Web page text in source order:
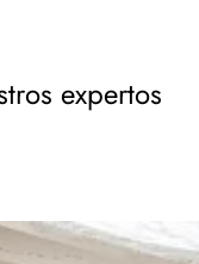
expertos